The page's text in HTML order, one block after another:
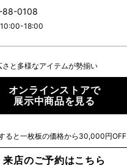
グ
0108
10:00-18:00
と多様なアイテムが勢揃い
オンラインストアで
展示中商品を見る
ると一枚板の価格から30,000円OFF
来店のご予約はこちら